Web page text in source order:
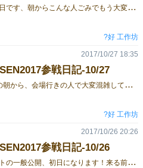
こ
の日は土曜日です、朝からこんな人ごみでもう大変！NIKOに教えてもらったことは、一駅早めに降りて、裏にある臨時入り口から入ること。結果的にとても良かったです！のんびりした気分で会場に入ったもので、「やるぞ！」の写真を一枚！ちなみに、今回のブース申請はMOZIゲームと一緒なので、共同ブースになります。土日はファミリー連れが沢山来る日らしいので、みんな気合い入れています。夜は美味しいビールと食事に誘われて、帰宅した時点で満足しすぎてすぐ寝てしまいました。携帯が電源切れで写真が撮れなかったのはちょっと残念ですが、会話と食事に集中できたから、とても満足しています。 ところで、「猫の花火師」はアメリカのリビュアさんの映像に続き、昨日来てくださったメディアさん（知名なネット評論誌らしい）にも報道されました！ https://goo.gl/7SBMuR ボードゲームの世界頂点であるドイツ、日本のニューステレビNEWS ZERO、今日のBGG生放送などなど…「猫の花火師」は本当にたくさんの方に愛されるのねとやっと実感が湧いてきました！
?好 工作坊
参戦日記-10/27
1
0/27金曜日の朝から、会場行きの人で大変混雑しています。土日はもっとすごいのでは？！ ゆうべ、NIKOさんが記録してくれた「購入者のコメント」を読みました。 ★猫の花火師：「見たことがない面白い遊び方に惹かれました」、「面白かったからクリスマスプレゼントはこれにしました」などがうれしくて...そして「内容の量が豊富で、その値段は採算できますか？」こんなものありました。これが一番ぐっときたのかな、泣きそうです、親身になってくださったのね(´；ω；`)ｳｩｩありがとうございます。 ★タピオカミルク：「もっと買いたかったのに、完売されるなんて、通販で買えますか？」、「こんなパズルゲームみたことがない、デザイナーさんがすごい」など(*ﾉωﾉ)...さすがボードゲーム界で最大規模なイベントですね。 今日のスケジュールも海外出版社や問屋さんで埋まっています、良い知らせがきました！今のところ、スペイン、アメリカ、ボーランド社から翻訳出版の話が決まりました！ こんないい結果がでるなんて(´；ω；`)…私の作品を支持してくださった方々とFACIO社の社長さんのおかげさまです。本当に本当に感謝しております。今日もがんばるぞ！
2017/10/27 18:35
?好 工作坊
参戦日記-10/26
今
日はイベントの一般公開、初日になります！来る前にいろいろな国から猫の花火師に興味があるというオファーがきたので、ブースの販売はNIKOとJONANUSさんたちに任せました。何を隠そう、私はコミュニケーションの英語しかできませんので( ´艸｀)。でも、来る前にいろいろ調べて、仕事内容を決めてきたり、英文のSOPを作ったりした甲斐がありました。 ブースの位置は会場の一番奥にある８号館にあり、とても不安でしたが、午前中の状況がとてもよくて！まずひと安心かな～ １５分後はボーランドの出版社さんと昼食をする約束をしたので、すこししかブログを書けませんが、猫の花火師が多数の海外出版社さんに注目されて、現地の方にも求められて、本当にありがたい話です。
2017/10/26 20:26